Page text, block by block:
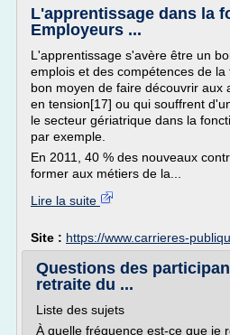
L'apprentissage dans la
Employeurs ...
L'apprentissage s'avère être un
emplois et des compétences de
bon moyen de faire découvrir aux
en tension[17] ou qui souffrent
le secteur gériatrique dans la
par exemple.
En 2011, 40 % des nouveaux
former aux métiers de la...
Lire la suite
Site : https://www.carrieres-
Questions des
retraite du ...
Liste des sujets
À quelle fréquence est-ce que je